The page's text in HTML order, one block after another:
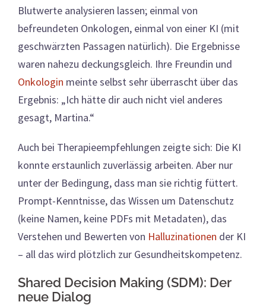
Blutwerte analysieren lassen; einmal von
befreundeten Onkologen, einmal von einer KI (mit
geschwärzten Passagen natürlich). Die Ergebnisse
waren nahezu deckungsgleich. Ihre Freundin und
Onkologin meinte selbst sehr überrascht über das
Ergebnis: „Ich hätte dir auch nicht viel anderes
gesagt, Martina.“
Auch bei Therapieempfehlungen zeigte sich: Die KI
konnte erstaunlich zuverlässig arbeiten. Aber nur
unter der Bedingung, dass man sie richtig füttert.
Prompt-Kenntnisse, das Wissen um Datenschutz
(keine Namen, keine PDFs mit Metadaten), das
Verstehen und Bewerten von Halluzinationen der KI
– all das wird plötzlich zur Gesundheitskompetenz.
Shared Decision Making (SDM): Der
neue Dialog